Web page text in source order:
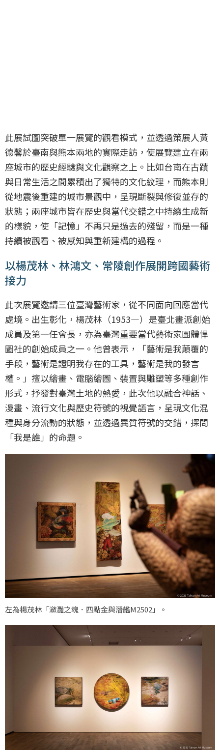
此展試圖突破單一展覽的觀看模式，並透過策展人黃
德馨於臺南與熊本兩地的實際走訪，使展覽建立在兩
座城市的歷史經驗與文化觀察之上。比如台南在古蹟
與日常生活之間累積出了獨特的文化紋理，而熊本則
從地震後重建的城市景觀中，呈現斷裂與修復並存的
狀態；兩座城市皆在歷史與當代交錯之中持續生成新
的樣貌，使「記憶」不再只是過去的殘留，而是一種
持續被觀看、被感知與重新建構的過程。
以楊茂林、林鴻文、常陵創作展開跨國藝術
接力
此次展覽邀請三位臺灣藝術家，從不同面向回應當代
處境。出生彰化，楊茂林（1953—）是臺北畫派創始
成員及第一任會長，亦為臺灣重要當代藝術家團體悍
圖社的創始成員之一。他曾表示，「藝術是我顛覆的
手段，藝術是證明我存在的工具，藝術是我的發言
權。」擅以繪畫、電腦繪圖、裝置與雕塑等多種創作
形式，抒發對臺灣土地的熱愛，此次他以融合神話、
漫畫、流行文化與歷史符號的視覺語言，呈現文化混
種與身分流動的狀態，並透過異質符號的交錯，探問
「我是誰」的命題。
左為楊茂林「瀲灩之魂．四點金與潛艦M2502」。